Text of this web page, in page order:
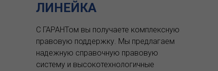
ЛИНЕЙКА
С ГАРАНТом вы получаете комплексную
правовую поддержку. Мы предлагаем
надежную справочную правовую
систему и высокотехнологичные